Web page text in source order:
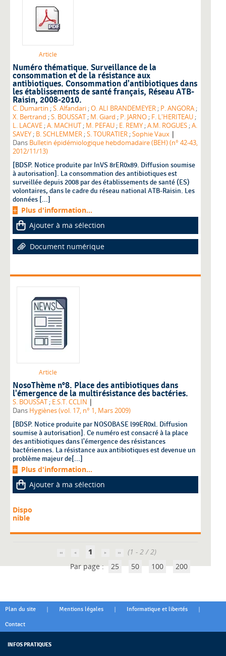
Article
Numéro thématique. Surveillance de la
consommation et de la résistance aux
antibiotiques. Consommation d'antibiotiques dans
les établissements de santé français, Réseau ATB-
Raisin, 2008-2010.
C. Dumartin ;S. Alfandari ;O. ALI BRANDEMEYER ; P. ANGORA ;
X. Bertrand ;S. BOUSSAT ; M. Giard ; P. JARNO ; F. L'HERITEAU ;
L. LACAVE ;A. MACHUT ; M. PEFAU ; E. REMY ;A.M. ROGUES ;A.
SAVEY ; B. SCHLEMMER ;S. TOURATIER ;Sophie Vaux |
Dans Bulletin épidémiologique hebdomadaire (BEH) (n° 42-43,
2012/11/13)
[BDSP. Notice produite par InVS 8rER0x89. Diffusion soumise
à autorisation]. La consommation des antibiotiques est
surveillée depuis 2008 par des établissements de santé (ES)
volontaires, dans le cadre du réseau national ATB-Raisin. Les
données [...]
Plus d'information...
Ajouter à ma sélection
Document numérique
Article
NosoThème n°8. Place des antibiotiques dans
l'émergence de la multirésistance des bactéries.
S. BOUSSAT; E.S.T. CCLIN |
Dans Hygiènes (vol. 17, n° 1, Mars 2009)
[BDSP. Notice produite par NOSOBASE l99ER0xl. Diffusion
soumise à autorisation]. Ce numéro est consacré à la place
des antibiotiques dans l'émergence des résistances
bactériennes. La résistance aux antibiotiques est devenue un
problème majeur de[...]
Plus d'information...
Ajouter à ma sélection
Dispo
nible
1
(1 - 2 / 2)
Par page : 25 50 100 200
Plan du site | Mentions légales | Informatique et libertés |
Contact
INFOS PRATIQUES